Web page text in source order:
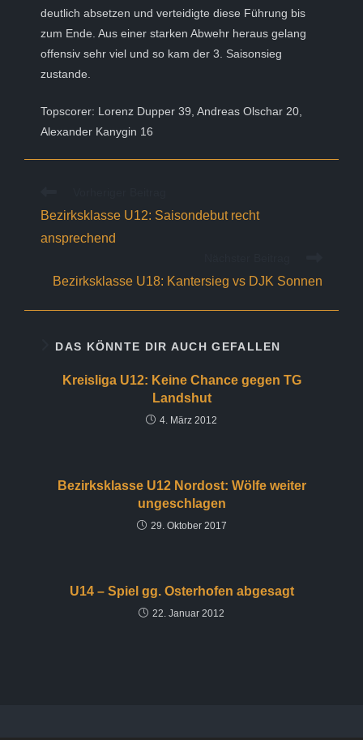
deutlich absetzen und verteidigte diese Führung bis
zum Ende. Aus einer starken Abwehr heraus gelang
offensiv sehr viel und so kam der 3. Saisonsieg
zustande.
Topscorer: Lorenz Dupper 39, Andreas Olschar 20,
Alexander Kanygin 16
ansehen
Bezirksklasse U12: Saisondebut recht
ansprechend
Bezirksklasse U18: Kantersieg vs DJK Sonnen
DAS KÖNNTE DIR AUCH GEFALLEN
Kreisliga U12: Keine Chance gegen TG
Landshut
4. März 2012
Bezirksklasse U12 Nordost: Wölfe weiter
ungeschlagen
29. Oktober 2017
U14 – Spiel gg. Osterhofen abgesagt
22. Januar 2012